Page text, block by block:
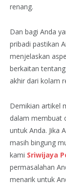
renang.
Dan bagi Anda
pribadi pastikan
menjelaskan
berkaitan
akhir dari kolam
Demikian artikel
dalam membuat
untuk Anda. Jika
masih bingung
kami Sriwijaya
permasalahan
menarik untuk